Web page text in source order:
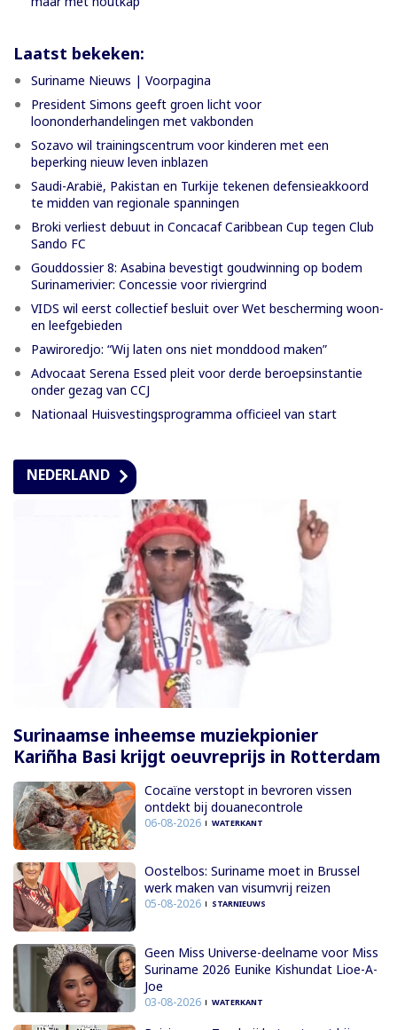
Laatst bekeken:
Suriname Nieuws | Voorpagina
President Simons geeft groen licht voor
loononderhandelingen met vakbonden
Sozavo wil trainingscentrum voor kinderen met een
beperking nieuw leven inblazen
Saudi-Arabië, Pakistan en Turkije tekenen defensieakkoord
te midden van regionale spanningen
Broki verliest debuut in Concacaf Caribbean Cup tegen Club
Sando FC
Gouddossier 8: Asabina bevestigt goudwinning op bodem
Surinamerivier: Concessie voor riviergrind
VIDS wil eerst collectief besluit over Wet bescherming woon-
en leefgebieden
Pawiroredjo: “Wij laten ons niet monddood maken”
Advocaat Serena Essed pleit voor derde beroepsinstantie
onder gezag van CCJ
Nationaal Huisvestingsprogramma officieel van start
NEDERLAND
Surinaamse inheemse muziekpionier
Kariñha Basi krijgt oeuvreprijs in Rotterdam
Cocaïne verstopt in bevroren vissen
ontdekt bij douanecontrole
06-08-2026 WATERKANT
Oostelbos: Suriname moet in Brussel
werk maken van visumvrij reizen
05-08-2026 STARNIEUWS
Geen Miss Universe-deelname voor Miss
Suriname 2026 Eunike Kishundat Lioe-A-
Joe
03-08-2026 WATERKANT